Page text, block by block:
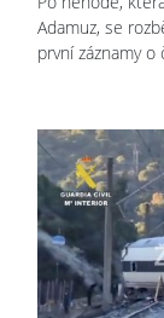
Adamuz, se
první záznamy